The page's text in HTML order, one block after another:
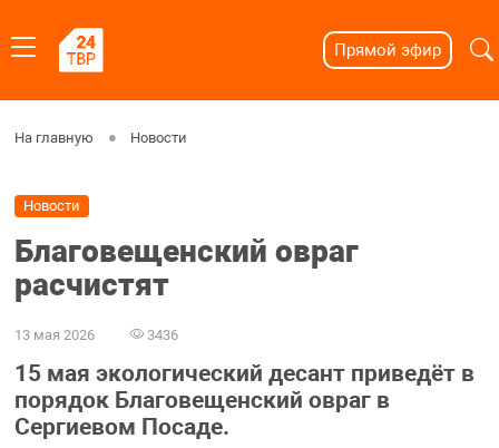
Прямой эфир
На главную Новости
Новости
Благовещенский овраг
расчистят
13 мая 2026 3436
15 мая экологический десант приведёт в
порядок Благовещенский овраг в
Сергиевом Посаде.